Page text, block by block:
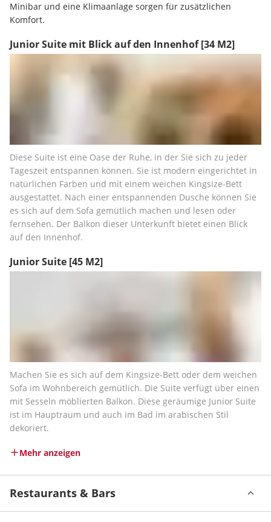
Minibar und eine Klimaanlage sorgen für zusätzlichen
Komfort.
Junior Suite mit Blick auf den Innenhof [34 M2]
Diese Suite ist eine Oase der Ruhe, in der Sie sich zu jeder
Tageszeit entspannen können. Sie ist modern eingerichtet in
natürlichen Farben und mit einem weichen Kingsize-Bett
ausgestattet. Nach einer entspannenden Dusche können Sie
es sich auf dem Sofa gemütlich machen und lesen oder
fernsehen. Der Balkon dieser Unterkunft bietet einen Blick
auf den Innenhof.
Junior Suite [45 M2]
Machen Sie es sich auf dem Kingsize-Bett oder dem weichen
Sofa im Wohnbereich gemütlich. Die Suite verfügt über einen
mit Sesseln möblierten Balkon. Diese geräumige Junior Suite
ist im Hauptraum und auch im Bad im arabischen Stil
dekoriert.
Mehr anzeigen
Restaurants & Bars